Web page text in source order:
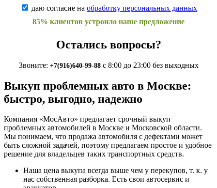
даю согласие на обработку персональных данных
85% клиентов устроило наше предложение
Остались вопросы?
Звоните: +7(916)640-99-88с 8:00 до 23:00 без выходных
Выкуп проблемных авто в Москве:
быстро, выгодно, надежно
Компания «МосАвто» предлагает срочный выкуп
проблемных автомобилей в Москве и Московской области.
Мы понимаем, что продажа автомобиля с дефектами может
быть сложной задачей, поэтому предлагаем простое и удобное
решение для владельцев таких транспортных средств.
Наша цена выкупа всегда выше чем у перекупов, т. к. у
нас собственная разборка. Есть свои автосервис и